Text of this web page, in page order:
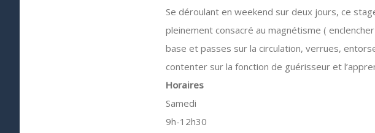
Se déroulant en weekend sur deux jours, ce
pleinement consacré au magnétisme (
base et passes sur la circulation, verrues,
contenter sur la fonction de guérisseur et
Horaires
Samedi
9h-12h30